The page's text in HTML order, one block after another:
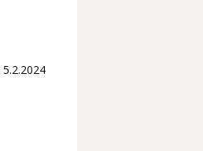
5.2.2024